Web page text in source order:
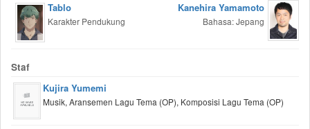
Tablo
Karakter Pendukung
Kanehira Yamamoto
Bahasa: Jepang
Staf
Kujira Yumemi
Musik, Aransemen Lagu Tema (OP), Komposisi Lagu Tema (OP)